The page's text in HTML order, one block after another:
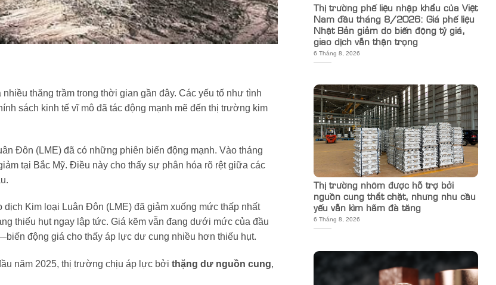
thăng trầm trong thời gian gần đây. Các yếu tố như tình
sách kinh tế vĩ mô đã tác động mạnh mẽ đến thị trường kim
Đôn (LME) đã có những phiên biến động mạnh. Vào tháng
tại Bắc Mỹ. Điều này cho thấy sự phân hóa rõ rệt giữa các
dịch Kim loại Luân Đôn (LME) đã giảm xuống mức thấp nhất
thiếu hụt ngay lập tức. Giá kẽm vẫn đang dưới mức của đầu
động giá cho thấy áp lực dư cung nhiều hơn thiếu hụt.
năm 2025, thị trường chịu áp lực bởi thặng dư nguồn cung,
Thị trường phế liệu nhập khẩu của Việt
Nam đầu tháng 8/2026: Giá phế liệu
Nhật Bản giảm do biến động tỷ giá,
giao dịch vẫn thận trọng
6 Tháng 8, 2026
Thị trường nhôm được hỗ trợ bởi
nguồn cung thắt chặt, nhưng nhu cầu
yếu vẫn kìm hãm đà tăng
6 Tháng 8, 2026